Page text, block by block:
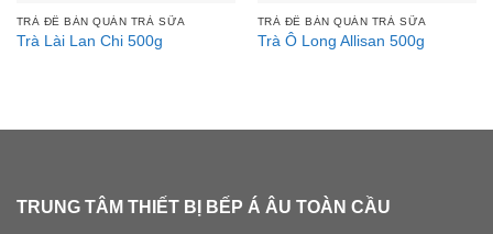
TRÀ ĐỂ BÁN QUÁN TRÀ SỮA
Trà Lài Lan Chi 500g
TRÀ ĐỂ BÁN QUÁN TRÀ SỮA
Trà Ô Long Allisan 500g
TRUNG TÂM THIẾT BỊ BẾP Á ÂU TOÀN CẦU